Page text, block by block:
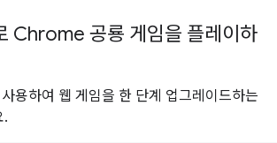
Chrome 공룡 게임을 플레이하
용하여 웹 게임을 한 단계 업그레이드하는
.